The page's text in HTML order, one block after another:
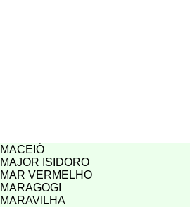
MACEIÓ
MAJOR ISIDORO
MAR VERMELHO
MARAGOGI
MARAVILHA